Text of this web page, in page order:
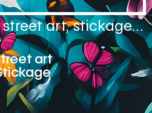
street art, stickage…
art